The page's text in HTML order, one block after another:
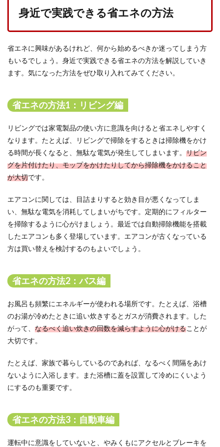
身近で実践できる省エネの方法
省エネに興味があるけれど、何から始めるべきか迷ってしまう方
もいるでしょう。身近で実践できる省エネの方法を解説していき
ます。気になった方法をぜひ取り入れてみてください。
省エネの方法1：リビング編
リビングでは家電製品の使い方に意識を向けると省エネしやすく
なります。たとえば、リビングで掃除をするときは掃除機をかけ
る時間が長くなると、無駄な電気が発生してしまいます。 リビン
グを片付けたり、モップをかけたりしてから掃除機をかけること
が大切です。
エアコンに関しては、目詰まりすると効き目が悪くなってしま
い、無駄な電気を消耗してしまいがちです。定期的にフィルター
を掃除するように心がけましょう。最近では自動掃除機能を搭載
したエアコンも多く登場しています。エアコンが古くなっている
方は買い替えを検討するのもよいでしょう。
省エネの方法2：バス編
お風呂も頻繁にエネルギーが使われる場所です。たとえば、浴槽
のお湯が冷めたときに追い炊きするとガスが消費されます。した
がって、 なるべく追い炊きの回数を減らすように心がけることが
大切です。
たとえば、家族で暮らしているのであれば、なるべく間隔をあけ
ないように入浴します。また浴槽に蓋を設置して冷めにくいよう
にするのも重要です。
省エネの方法3：自動車編
運転中に意識をしていないと、やみくもにアクセルとブレーキを